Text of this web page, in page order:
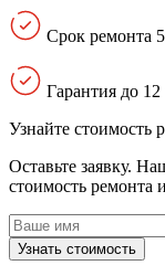
Срок ремонта
Гарантия до 12
Узнайте стоимость
Оставьте заявку.
стоимость ремонта
Узнать стоимость